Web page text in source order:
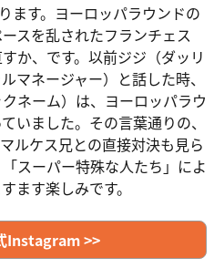
ます。ヨーロッパラウンドの
スを乱されたフランチェス
か、です。以前ジジ（ダッリ
マネージャー）と話した時、
ネーム）は、ヨーロッパラウ
いました。その言葉通りの、
ルケス兄との直接対決も見ら
スーパー特殊な人たち」によ
ます楽しみです。
Instagram >>